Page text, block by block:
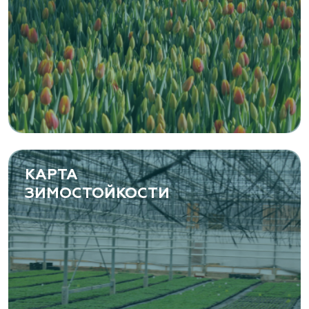
«ЁЛЫ-ПАЛЫ», питомник декоративных
растений
Самарская область, с. Подстепки, ул.
Фермерская 14 А
(8482) 650 010
www.yoly-paly.ru
«ВЕНЕВ» питомник растений
Тульская область, Венёвский р-н, село
Борщевое, улица Лесная, д. 13
8 963 224 87 99
https://www.venev1.ru/
КАРТА
ЗИМОСТОЙКОСТИ